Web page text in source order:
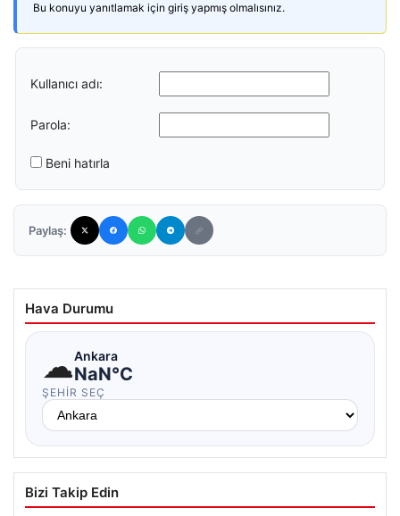
Bu konuyu yanıtlamak için giriş yapmış olmalısınız.
Kullanıcı adı:
Parola:
Beni hatırla
Paylaş:
Hava Durumu
☁Ankara
NaN°C
ŞEHIR SEÇ
Bizi Takip Edin